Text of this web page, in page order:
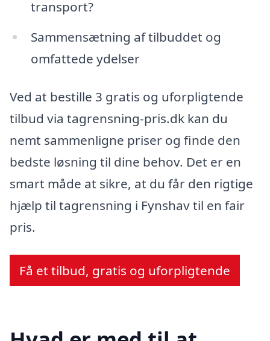
transport?
Sammensætning af tilbuddet og
omfattede ydelser
Ved at bestille 3 gratis og uforpligtende
tilbud via tagrensning-pris.dk kan du
nemt sammenligne priser og finde den
bedste løsning til dine behov. Det er en
smart måde at sikre, at du får den rigtige
hjælp til tagrensning i Fynshav til en fair
pris.
Få et tilbud, gratis og uforpligtende